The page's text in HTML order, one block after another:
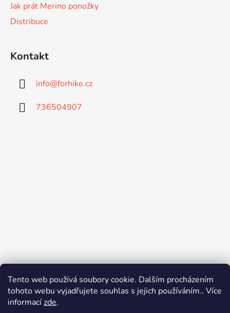
Tento web používá soubory cookie. Dalším procházením
tohoto webu vyjadřujete souhlas s jejich používáním.. Více
informacízde.
Jak prát Merino ponožky
Distribuce
Kontakt
info@forhike.cz
736504907